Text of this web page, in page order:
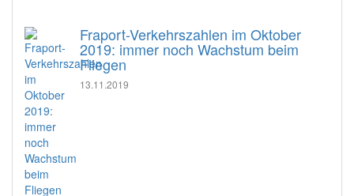
Fraport-Verkehrszahlen im Oktober
2019: immer noch Wachstum beim
Fliegen
13.11.2019